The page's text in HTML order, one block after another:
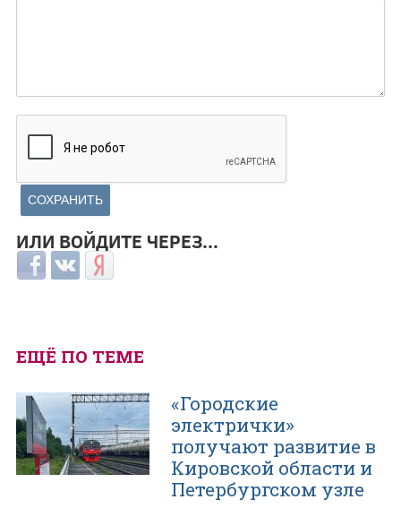
ИЛИ ВОЙДИТЕ ЧЕРЕЗ...
Login with Facebook
Login with ВКонтакте
Login with Яндекс
ЕЩЁ ПО ТЕМЕ
«Городские
электрички»
получают развитие в
Кировской области и
Петербургском узле